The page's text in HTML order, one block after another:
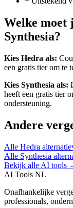
Welke moet
Synthesia?
Kies Hedra als:
een gratis tier om te
Kies Synthesia als:
heeft een gratis tier
ondersteuning.
Andere
Alle Hedra
Alle Synthesia
Bekijk alle AI tools
AI Tools NL
Onafhankelijke
professionals,